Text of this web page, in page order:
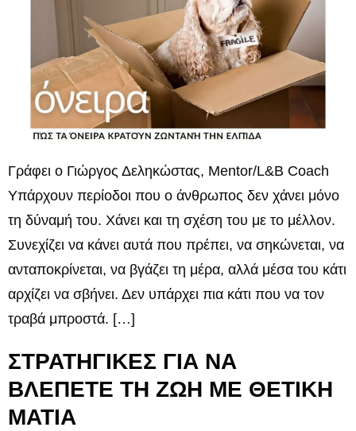
Γράφει ο Γιώργος Δεληκώστας, Mentor/L&B Coach
Υπάρχουν περίοδοι που ο άνθρωπος δεν χάνει μόνο
τη δύναμή του. Χάνει και τη σχέση του με το μέλλον.
Συνεχίζει να κάνει αυτά που πρέπει, να σηκώνεται, να
ανταποκρίνεται, να βγάζει τη μέρα, αλλά μέσα του κάτι
αρχίζει να σβήνει. Δεν υπάρχει πια κάτι που να τον
τραβά μπροστά. […]
ΣΤΡΑΤΗΓΙΚΕΣ ΓΙΑ ΝΑ
ΒΛΕΠΕΤΕ ΤΗ ΖΩΗ ΜΕ ΘΕΤΙΚΗ
ΜΑΤΙΑ